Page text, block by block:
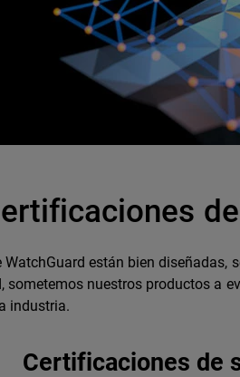
están bien diseñadas,
sometemos nuestros productos a
industria.
Certificaciones de